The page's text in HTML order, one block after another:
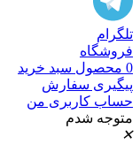
تلگرام
فروشگاه
0 محصول سبد خرید
پیگیری سفارش
حساب کاربری من
متوجه شدم
✕